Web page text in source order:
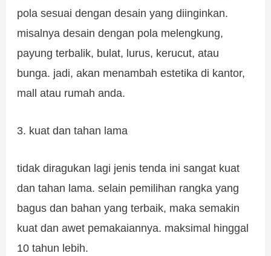
pola sesuai dengan desain yang diinginkan.
misalnya desain dengan pola melengkung,
payung terbalik, bulat, lurus, kerucut, atau
bunga. jadi, akan menambah estetika di kantor,
mall atau rumah anda.
3. kuat dan tahan lama
tidak diragukan lagi jenis tenda ini sangat kuat
dan tahan lama. selain pemilihan rangka yang
bagus dan bahan yang terbaik, maka semakin
kuat dan awet pemakaiannya. maksimal hinggal
10 tahun lebih.